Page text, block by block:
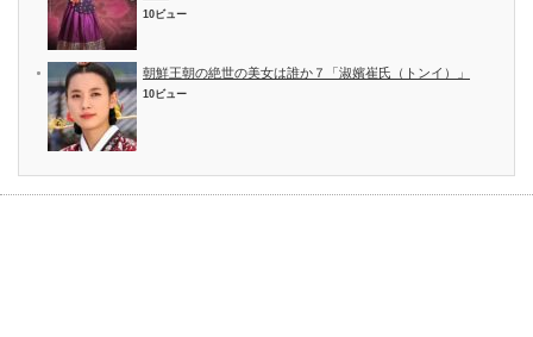
10ビュー
朝鮮王朝の絶世の美女は誰か７「淑嬪崔氏（トンイ）」
10ビュー